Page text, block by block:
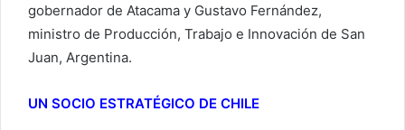
gobernador de Atacama y Gustavo Fernández,
ministro de Producción, Trabajo e Innovación de San
Juan, Argentina.
UN SOCIO ESTRATÉGICO DE CHILE